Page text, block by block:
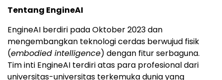
Tentang EngineAI
EngineAI berdiri pada Oktober 2023 dan
mengembangkan teknologi cerdas berwujud fisik
(embodied intelligence) dengan fitur serbaguna.
Tim inti EngineAI terdiri atas para profesional dari
universitas-universitas terkemuka dunia yang